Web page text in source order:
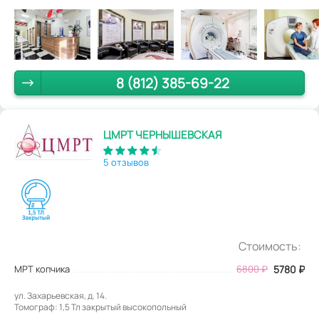
8 (812) 385-69-22
ЦМРТ ЧЕРНЫШЕВСКАЯ
5 отзывов
Стоимость:
МРТ копчика 6800₽ 5780 ₽
ул. Захарьевская, д. 14.
Томограф: 1,5 Тл закрытый высокопольный